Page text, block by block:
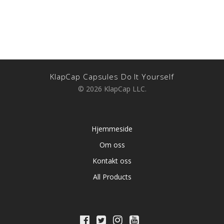
KlapCap Capsules Do It Yourself
© 2026 KlapCap LLC.
Hjemmeside
Om oss
Kontakt oss
All Products